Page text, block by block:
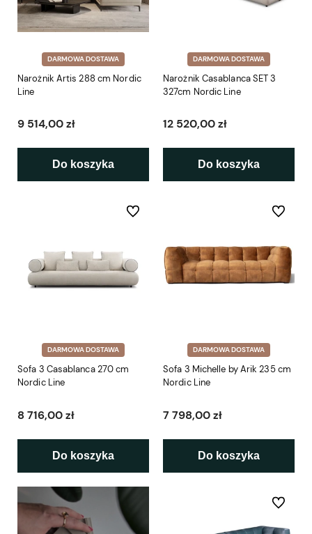
DARMOWA DOSTAWA
Narożnik Artis 288 cm Nordic
Line
9 514,00 zł
Do koszyka
DARMOWA DOSTAWA
Narożnik Casablanca SET 3
327cm Nordic Line
12 520,00 zł
Do koszyka
DARMOWA DOSTAWA
Sofa 3 Casablanca 270 cm
Nordic Line
8 716,00 zł
Do koszyka
Do ulubionych
DARMOWA DOSTAWA
Sofa 3 Michelle by Arik 235 cm
Nordic Line
7 798,00 zł
Do koszyka
Do
Do